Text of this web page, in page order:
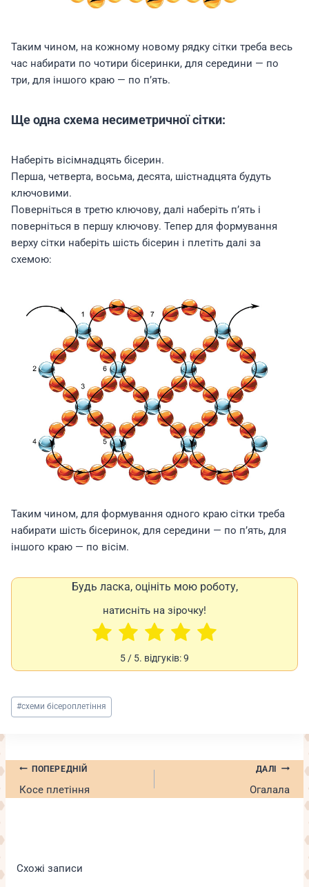
Таким чином, на кожному новому рядку сітки треба весь
час набирати по чотири бісеринки, для середини — по
три, для іншого краю — по п’ять.
Ще одна схема несиметричної сітки:
Наберіть вісімнадцять бісерин.
Перша, четверта, восьма, десята, шістнадцята будуть
ключовими.
Поверніться в третю ключову, далі наберіть п’ять і
поверніться в першу ключову. Тепер для формування
верху сітки наберіть шість бісерин і плетіть далі за
схемою:
Таким чином, для формування одного краю сітки треба
набирати шість бісеринок, для середини — по п’ять, для
іншого краю — по вісім.
Будь ласка, оцініть мою роботу,
натисніть на зірочку!
5 / 5. відгуків:9
Позначки
запису:
#схеми бісероплетіння
Навігація
записів
ПОПЕРЕДНІЙ
Косе плетіння
ДАЛІ
Огалала
Схожі записи